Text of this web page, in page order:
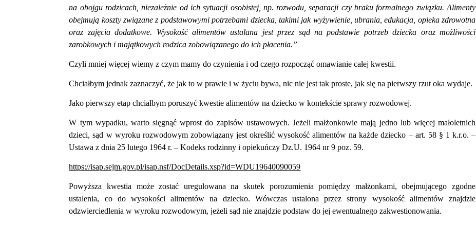
na obojgu rodzicach, niezależnie od ich sytuacji osobistej, np. rozwodu, separacji czy braku formalnego związku. Alimenty
obejmują koszty związane z podstawowymi potrzebami dziecka, takimi jak wyżywienie, ubrania, edukacja, opieka zdrowotna
oraz zajęcia dodatkowe. Wysokość alimentów ustalana jest przez sąd na podstawie potrzeb dziecka oraz możliwości
zarobkowych i majątkowych rodzica zobowiązanego do ich płacenia.”
Czyli mniej więcej wiemy z czym mamy do czynienia i od czego rozpocząć omawianie całej kwestii.
Chciałbym jednak zaznaczyć, że jak to w prawie i w życiu bywa, nic nie jest tak proste, jak się na pierwszy rzut oka wydaje.
Jako pierwszy etap chciałbym poruszyć kwestie alimentów na dziecko w kontekście sprawy rozwodowej.
W tym wypadku, warto sięgnąć wprost do zapisów ustawowych. Jeżeli małżonkowie mają jedno lub więcej małoletnich
dzieci, sąd w wyroku rozwodowym zobowiązany jest określić wysokość alimentów na każde dziecko – art. 58 § 1 k.r.o. –
Ustawa z dnia 25 lutego 1964 r. – Kodeks rodzinny i opiekuńczy Dz.U. 1964 nr 9 poz. 59.
https://isap.sejm.gov.pl/isap.nsf/DocDetails.xsp?id=WDU19640090059
Powyższa kwestia może zostać uregulowana na skutek porozumienia pomiędzy małżonkami, obejmującego zgodne
ustalenia, co do wysokości alimentów na dziecko. Wówczas ustalona przez strony wysokość alimentów znajdzie
odzwierciedlenia w wyroku rozwodowym, jeżeli sąd nie znajdzie podstaw do jej ewentualnego zakwestionowania.